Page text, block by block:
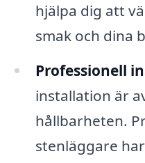
hjälpa dig att
smak och dina
Professionell
installation är
hållbarheten.
stenläggare